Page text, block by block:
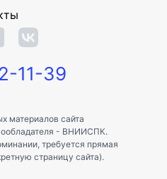
11-39
материалов сайта
- ВНИИСПК.
требуется прямая
страницу сайта).